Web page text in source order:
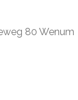
80 Wenum